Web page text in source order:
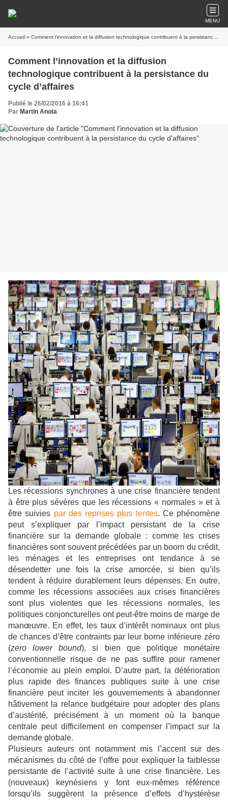
MENU
Accueil » Comment l’innovation et la diffusion technologique contribuent à la persistance du cycle d’affaires
Comment l’innovation et la diffusion
technologique contribuent à la persistance du
cycle d’affaires
Publié le 26/02/2016 à 16:41
Par Martin Anota
Les récessions synchrones à une crise financière tendent
à être plus sévères que les récessions « normales » et à
être suivies par des reprises plus lentes. Ce phénomène
peut s’expliquer par l’impact persistant de la crise
financière sur la demande globale : comme les crises
financières sont souvent précédées par un boom du crédit,
les ménages et les entreprises ont tendance à se
désendetter une fois la crise amorcée, si bien qu’ils
tendent à réduire durablement leurs dépenses. En outre,
comme les récessions associées aux crises financières
sont plus violentes que les récessions normales, les
politiques conjoncturelles ont peut-être moins de marge de
manœuvre. En effet, les taux d’intérêt nominaux ont plus
de chances d’être contraints par leur borne inférieure zéro
(zero lower bound), si bien que politique monétaire
conventionnelle risque de ne pas suffire pour ramener
l’économie au plein emploi. D’autre part, la détérioration
plus rapide des finances publiques suite à une crise
financière peut inciter les gouvernements à abandonner
hâtivement la relance budgétaire pour adopter des plans
d’austérité, précisément à un moment où la banque
centrale peut difficilement en compenser l’impact sur la
demande globale.
Plusieurs auteurs ont notamment mis l’accent sur des
mécanismes du côté de l’offre pour expliquer la faiblesse
persistante de l’activité suite à une crise financière. Les
(nouveaux) keynésiens y font eux-mêmes référence
lorsqu’ils suggèrent la présence d’effets d’hystérèse